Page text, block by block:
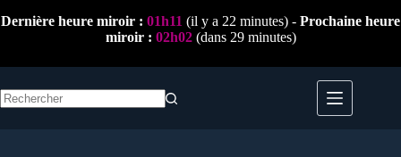
au
Dernière heure miroir : 01h11 (il y a 22 minutes) - Prochaine heure
miroir : 02h02(dans 29 minutes)